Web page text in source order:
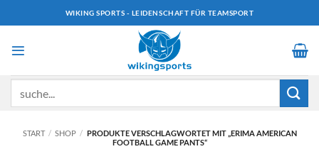
WIKING SPORTS - LEIDENSCHAFT FÜR TEAMSPORT
START / SHOP / PRODUKTE VERSCHLAGWORTET MIT „ERIMA AMERICAN
FOOTBALL GAME PANTS“